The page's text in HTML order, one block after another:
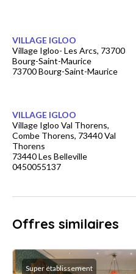
VILLAGE IGLOO
Village Igloo- Les Arcs, 73700
Bourg-Saint-Maurice
73700 Bourg-Saint-Maurice
VILLAGE IGLOO
Village Igloo Val Thorens,
Combe Thorens, 73440 Val
Thorens
73440 Les Belleville
0450055137
Offres similaires
Super établissement